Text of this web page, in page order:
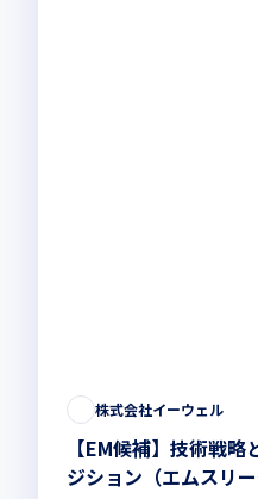
株式会社イーウェル
【EM候補】技術戦
ジション（エムスリー